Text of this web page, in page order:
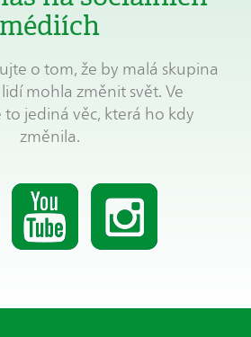
médiích
o tom, že by malá skupina
mohla změnit svět. Ve
to jediná věc, která ho kdy
změnila.